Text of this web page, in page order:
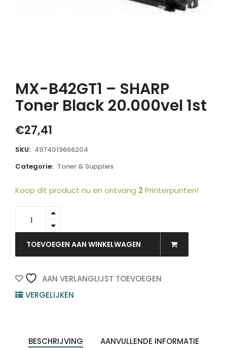
MX-B42GT1 – SHARP
Toner Black 20.000vel 1st
€27,41
SKU: 4974019666204
Categorie: Toner & Supplies
Koop dit product nu en ontvang 2Printerpunten!
B42GT1
-
SHARP
Toner
20.000vel
quantity
TOEVOEGEN AAN WINKELWAGEN
AAN VERLANGLIJST TOEVOEGEN
VERGELIJKEN
BESCHRIJVING
AANVULLENDE INFORMATIE